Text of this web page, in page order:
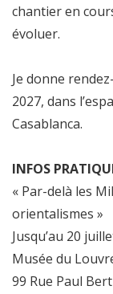
chantier en
évoluer.
Je donne
2027, dans
Casablanca.
INFOS
« Par-delà les
orientalismes »
Jusqu’au 20
Musée du
99 Rue Paul Bert